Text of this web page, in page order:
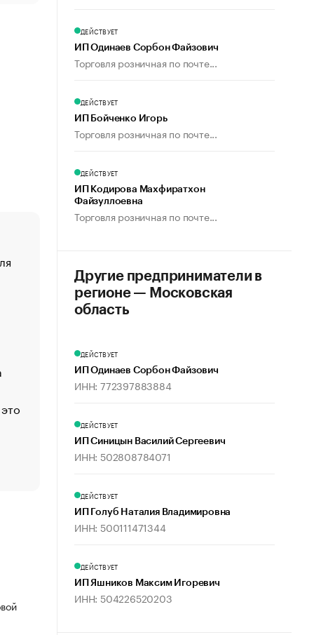
создавшей GTA
«Деньги будут не нужны»: что рассказал Маск в
Economist
управления
ЕС разрешил конфискацию российской нефти —
Что обвинения против Павла Дурова значат для
пользователей
ДЕЙСТВУЕТ
ИП Одинаев Сорбон Файзович
Торговля розничная по почте...
ДЕЙСТВУЕТ
ИП Бойченко Игорь
Торговля розничная по почте...
ДЕЙСТВУЕТ
ИП Кодирова Махфиратхон
Файзуллоевна
Торговля розничная по почте...
Другие предприниматели в
регионе — Московская
область
ДЕЙСТВУЕТ
ИП Одинаев Сорбон Файзович
ИНН: 772397883884
ДЕЙСТВУЕТ
ИП Синицын Василий Сергеевич
ИНН: 502808784071
ДЕЙСТВУЕТ
ИП Голуб Наталия Владимировна
ИНН: 500111471344
ДЕЙСТВУЕТ
ИП Яшников Максим Игоревич
ИНН: 504226520203